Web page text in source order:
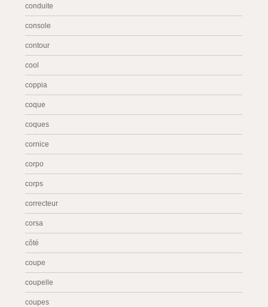
conduite
console
contour
cool
coppia
coque
coques
cornice
corpo
corps
correcteur
corsa
côté
coupe
coupelle
coupes